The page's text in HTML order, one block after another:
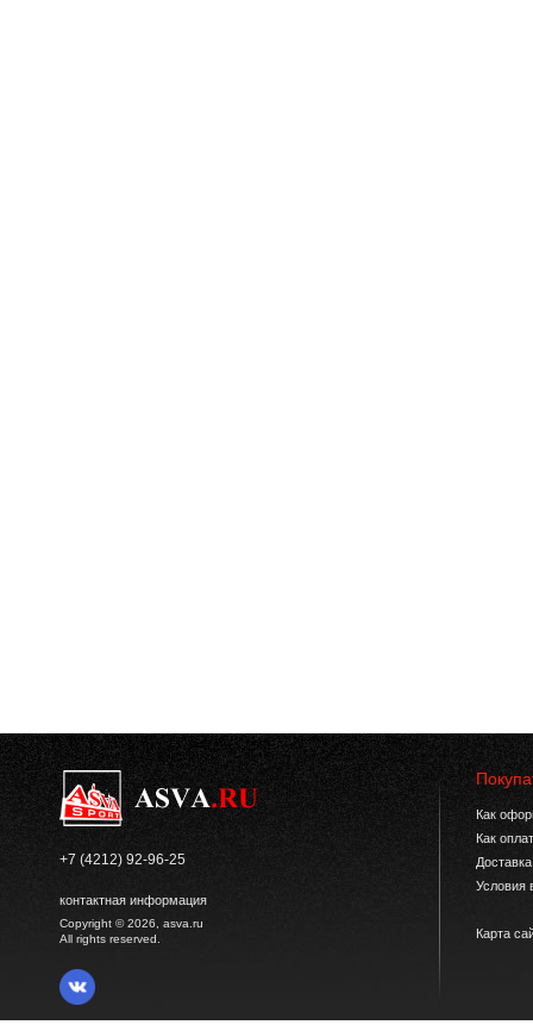
+7 (4212) 92-96-25
контактная информация
Copyright © 2026, asva.ru
All rights reserved.
Как
Как
Условия
Карта